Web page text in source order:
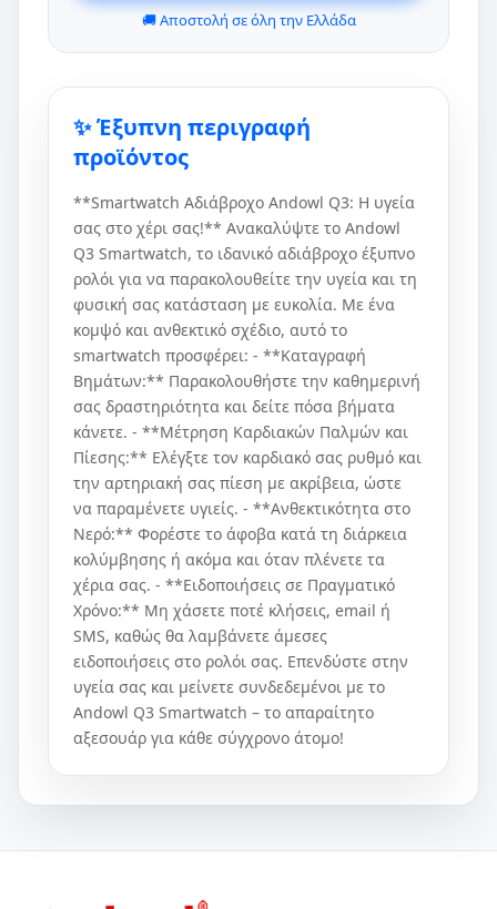
🚚 Αποστολή σε όλη την Ελλάδα
✨ Έξυπνη περιγραφή
προϊόντος
**Smartwatch Αδιάβροχο Andowl Q3: Η υγεία
σας στο χέρι σας!** Ανακαλύψτε το Andowl
Q3 Smartwatch, το ιδανικό αδιάβροχο έξυπνο
ρολόι για να παρακολουθείτε την υγεία και τη
φυσική σας κατάσταση με ευκολία. Με ένα
κομψό και ανθεκτικό σχέδιο, αυτό το
smartwatch προσφέρει: - **Καταγραφή
Βημάτων:** Παρακολουθήστε την καθημερινή
σας δραστηριότητα και δείτε πόσα βήματα
κάνετε. - **Μέτρηση Καρδιακών Παλμών και
Πίεσης:** Ελέγξτε τον καρδιακό σας ρυθμό και
την αρτηριακή σας πίεση με ακρίβεια, ώστε
να παραμένετε υγιείς. - **Ανθεκτικότητα στο
Νερό:** Φορέστε το άφοβα κατά τη διάρκεια
κολύμβησης ή ακόμα και όταν πλένετε τα
χέρια σας. - **Ειδοποιήσεις σε Πραγματικό
Χρόνο:** Μη χάσετε ποτέ κλήσεις, email ή
SMS, καθώς θα λαμβάνετε άμεσες
ειδοποιήσεις στο ρολόι σας. Επενδύστε στην
υγεία σας και μείνετε συνδεδεμένοι με το
Andowl Q3 Smartwatch – το απαραίτητο
αξεσουάρ για κάθε σύγχρονο άτομο!